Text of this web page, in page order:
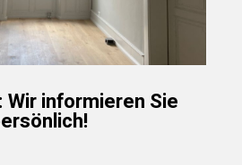
informieren Sie